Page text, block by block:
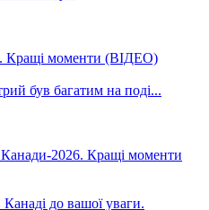
Кращі моменти (ВІДЕО)
2026. Кращі моменти